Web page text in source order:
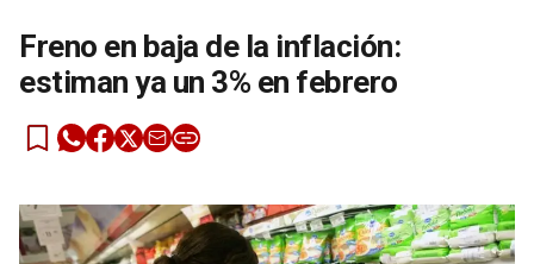
Freno en baja de la inflación:
estiman ya un 3% en febrero